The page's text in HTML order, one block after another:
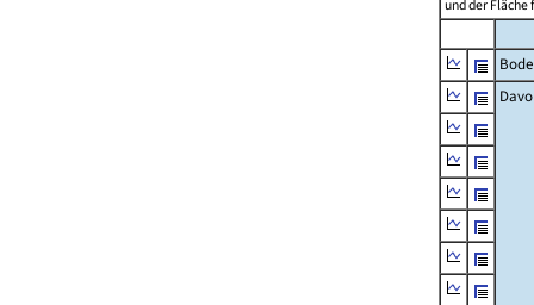
und der Fläche